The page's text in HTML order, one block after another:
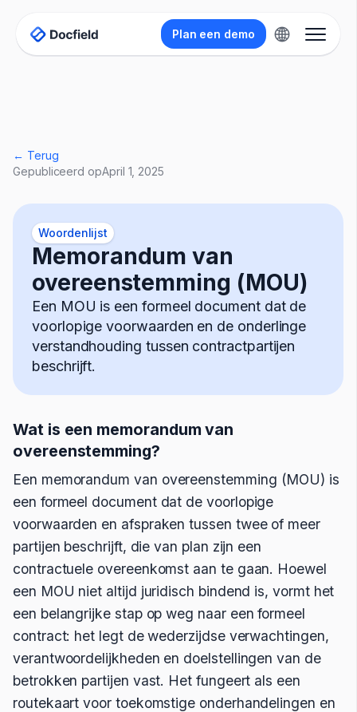
Plan een demo
← Terug
Gepubliceerd opApril 1, 2025
Woordenlijst
Memorandum van
overeenstemming (MOU)
Een MOU is een formeel document dat de
voorlopige voorwaarden en de onderlinge
verstandhouding tussen contractpartijen
beschrijft.
Wat is een memorandum van
overeenstemming?
Een memorandum van overeenstemming (MOU) is
een formeel document dat de voorlopige
voorwaarden en afspraken tussen twee of meer
partijen beschrijft, die van plan zijn een
contractuele overeenkomst aan te gaan. Hoewel
een MOU niet altijd juridisch bindend is, vormt het
een belangrijke stap op weg naar een formeel
contract: het legt de wederzijdse verwachtingen,
verantwoordelijkheden en doelstellingen van de
betrokken partijen vast. Het fungeert als een
routekaart voor toekomstige onderhandelingen en